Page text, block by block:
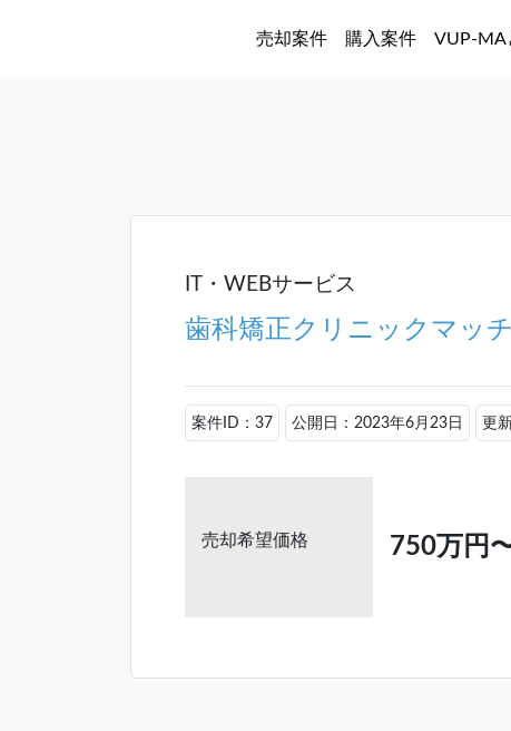
売却案件 購入案件 VUP-MA
IT・WEBサービス
歯科矯正クリニックマッ
案件ID：37 公開日：2023年6月23日 更
売却希望価格 750万円